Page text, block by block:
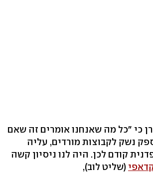
כי "כל מה שאנחנו אומרים זה שאם
נשק לקבוצות מורדים, עליה
קודם לכן. היה לנו ניסיון קשה
(שליט לוב),